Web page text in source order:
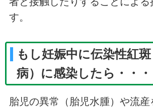
す。
もし妊娠中に伝染性紅
病）に感染したら・・・
胎児の異常（胎児水腫）や流